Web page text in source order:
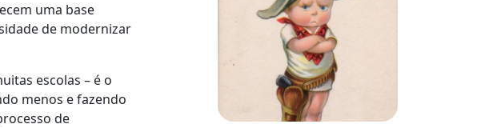
uma base
de modernizar
escolas – é o
menos e fazendo
de